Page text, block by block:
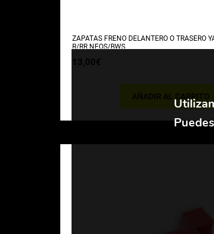
ZAPATAS FRENO DELANTERO O TRASERO
R/RR NEOS/BWS
13,00€
AÑADIR AL CARRITO